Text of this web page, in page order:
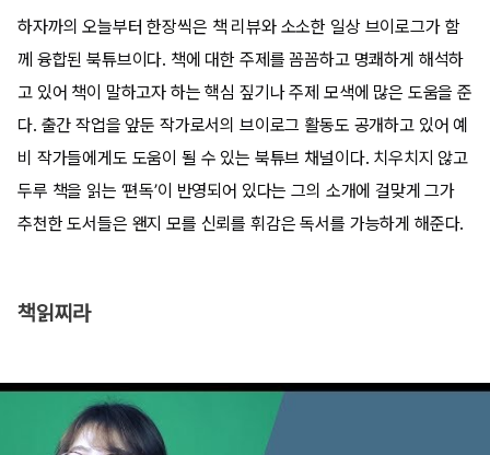
하자까의 오늘부터 한장씩은 책 리뷰와 소소한 일상 브이로그가 함
께 융합된 북튜브이다. 책에 대한 주제를 꼼꼼하고 명쾌하게 해석하
고 있어 책이 말하고자 하는 핵심 짚기나 주제 모색에 많은 도움을 준
다. 출간 작업을 앞둔 작가로서의 브이로그 활동도 공개하고 있어 예
비 작가들에게도 도움이 될 수 있는 북튜브 채널이다. 치우치지 않고
두루 책을 읽는 ‘편독’이 반영되어 있다는 그의 소개에 걸맞게 그가
추천한 도서들은 왠지 모를 신뢰를 휘감은 독서를 가능하게 해준다.
책읽찌라